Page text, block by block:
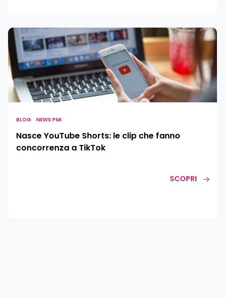
Nasce
YouTube
Shorts:
le
clip
che
fanno
concorrenza
TikTok
BLOG NEWS PMI
Nasce YouTube Shorts: le clip che fanno
concorrenza a TikTok
SCOPRI